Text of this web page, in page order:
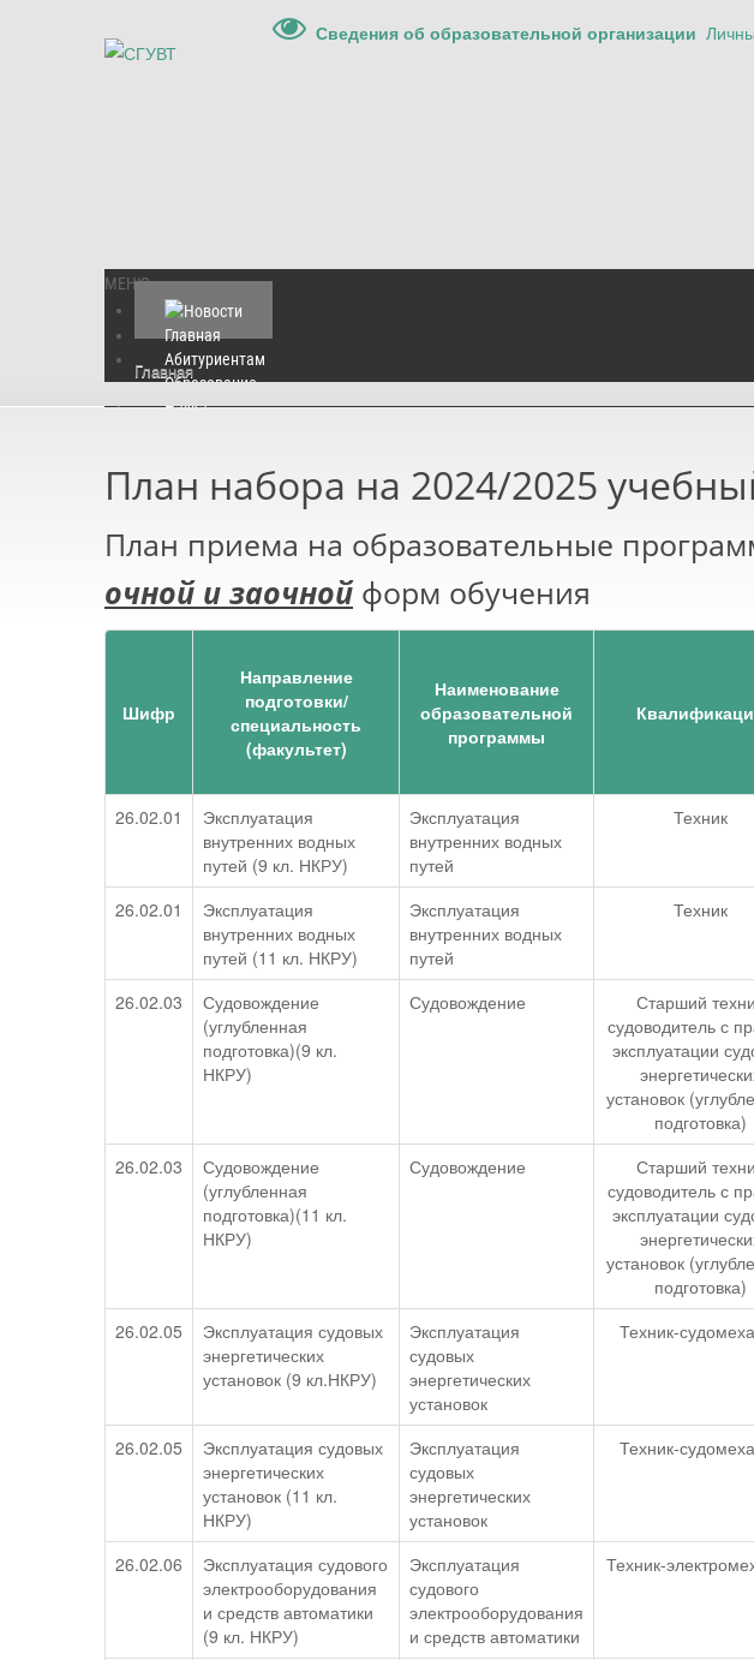
Сведения об образовательной организации
МЕНЮ
Главная
Абитуриентам
Образование
Наука
Контакты
Главная
План набора на 2024/2025
План приема на образовательные
очной и заочнойформ обучения
Шифр
Направление
подготовки/
специальность
(факультет)
Наименование
образовательной
программы
26.02.01
Эксплуатация
внутренних водных
путей (9 кл. НКРУ)
Эксплуатация
внутренних водных
путей
Техник
26.02.01
Эксплуатация
внутренних водных
путей (11 кл. НКРУ)
Эксплуатация
внутренних водных
путей
Техник
26.02.03
Судовождение
(углубленная
подготовка)(9 кл.
НКРУ)
Судовождение
Старший
судоводитель с
эксплуатации
установок
подготовка)
26.02.03
Судовождение
(углубленная
подготовка)(11 кл.
НКРУ)
Судовождение
Старший
судоводитель с
эксплуатации
установок
подготовка)
26.02.05
Эксплуатация судовых
энергетических
установок (9 кл.НКРУ)
Эксплуатация
судовых
энергетических
установок
Техник-
26.02.05
Эксплуатация судовых
энергетических
установок (11 кл.
НКРУ)
Эксплуатация
судовых
энергетических
установок
Техник-
26.02.06
Эксплуатация судового
электрооборудования
и средств автоматики
(9 кл. НКРУ)
Эксплуатация
судового
электрооборудования
и средств автоматики
Техник-